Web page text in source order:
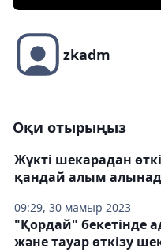
zkadm
Оқи отырыңыз
09:29, 30 мамыр 2023
Жүкті шекарадан
қандай алым
"Қордай" бекетінде
және тауар өткізу